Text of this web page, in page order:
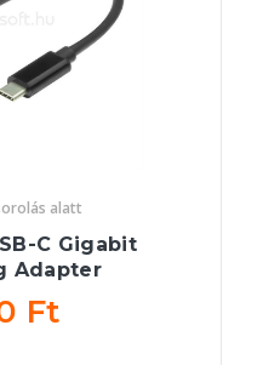
alatt
C Gigabit
Adapter
Ft